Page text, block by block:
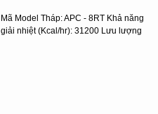
Mã Model Tháp: APC - 8RT Khả năng
giải nhiệt (Kcal/hr): 31200 Lưu lượng